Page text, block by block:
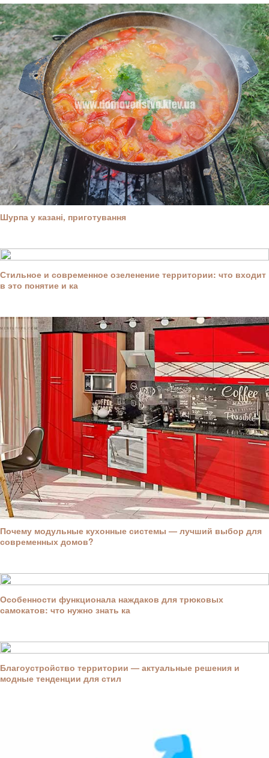
Шурпа у казані, приготування
Стильное и современное озеленение территории: что входит
в это понятие и ка
Почему модульные кухонные системы — лучший выбор для
современных домов?
Особенности функционала наждаков для трюковых
самокатов: что нужно знать ка
Благоустройство территории — актуальные решения и
модные тенденции для стил